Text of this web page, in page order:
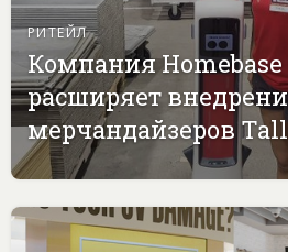
РИТЕЙЛ
Компания Homebase
расширяет
мерчандайзеров